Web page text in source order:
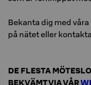
Bekanta dig med
på nätet eller
DE FLESTA
BEKVÄMT VIA VÅR